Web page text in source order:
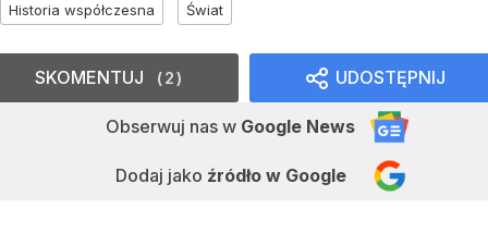
Historia współczesna Świat
UDOSTĘPNIJ
Obserwuj nas w Google News
Dodaj jako źródło w Google
SKOMENTUJ 2